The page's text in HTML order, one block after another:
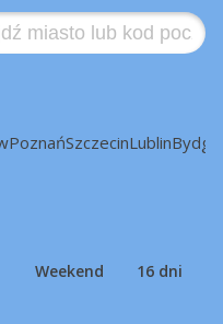
PoznańSzczecinLublin
Weekend 16 dni